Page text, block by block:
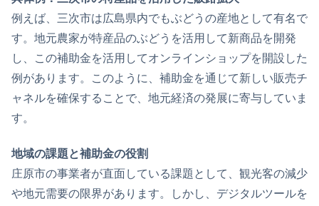
例えば、三次市は広島県内でもぶどうの産地として有名で
す。地元農家が特産品のぶどうを活用して新商品を開発
し、この補助金を活用してオンラインショップを開設した
例があります。このように、補助金を通じて新しい販売チ
ャネルを確保することで、地元経済の発展に寄与していま
す。
地域の課題と補助金の役割
庄原市の事業者が直面している課題として、観光客の減少
や地元需要の限界があります。しかし、デジタルツールを